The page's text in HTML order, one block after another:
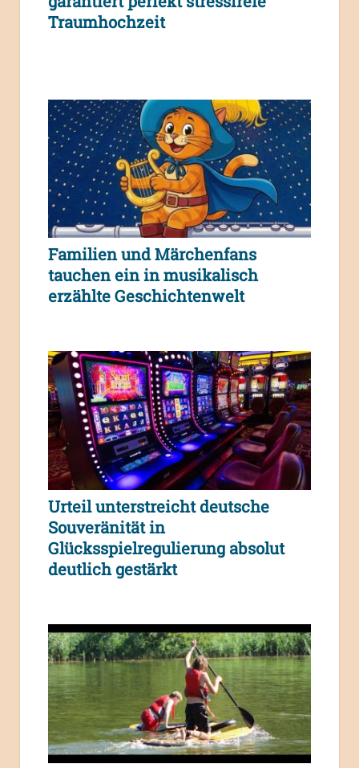
Traumhochzeit
Familien und Märchenfans
tauchen ein in musikalisch
erzählte Geschichtenwelt
Urteil unterstreicht deutsche
Souveränität in
Glücksspielregulierung absolut
deutlich gestärkt